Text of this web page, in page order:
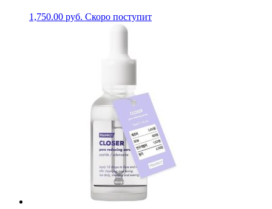
1,750.00 руб. Скоро поступит